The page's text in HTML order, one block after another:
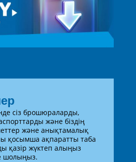
сіз брошюраларды,
және біздің
және анықтамалық
қосымша ақпаратты таба
қазір жүктеп алыңыз
шолыңыз.